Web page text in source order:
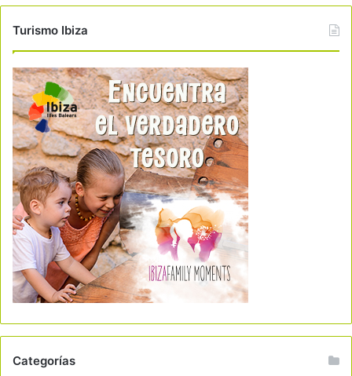
Turismo Ibiza
Categorías